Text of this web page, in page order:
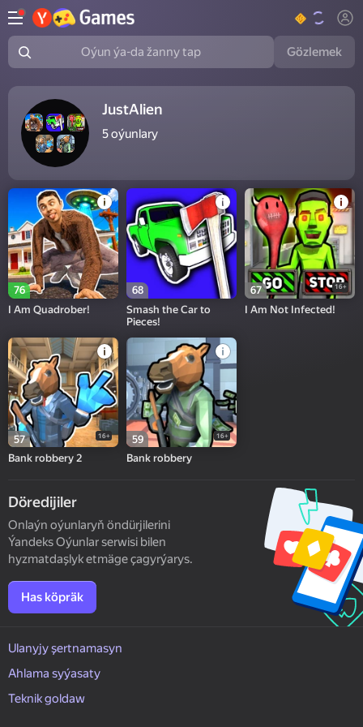
Oýun ýa-da žanny tap Gözlemek
JustAlien
5oýunlary
76
I Am Quadrober!
68
Smash the Car to
Pieces!
67 16+
I Am Not Infected!
57 16+
Bank robbery 2
59 16+
Bank robbery
Döredijiler
Onlaýn oýunlaryň öndürjilerini
Ýandeks Oýunlar serwisi bilen
hyzmatdaşlyk etmäge çagyrýarys.
Has köpräk
Ulanyjy şertnamasyn
Ahlama syýasaty
Teknik goldaw